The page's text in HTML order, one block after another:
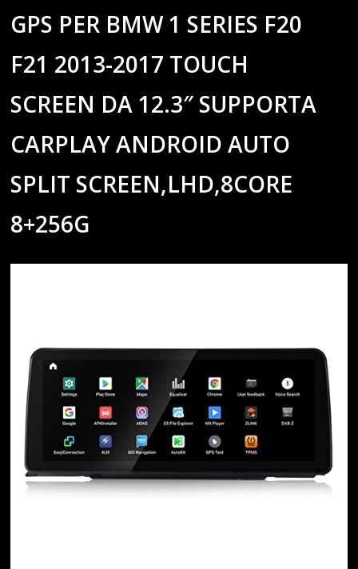
GPS PER BMW 1 SERIES F20
F21 2013-2017 TOUCH
SCREEN DA 12.3″ SUPPORTA
CARPLAY ANDROID AUTO
SPLIT SCREEN,LHD,8CORE
8+256G